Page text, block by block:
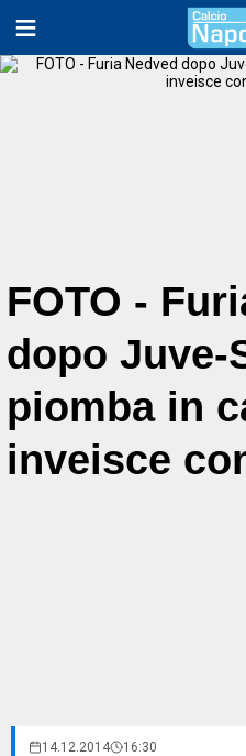
FOTO -
dopo Juve-
piomba in
inveisce
14.12.2014 16:30